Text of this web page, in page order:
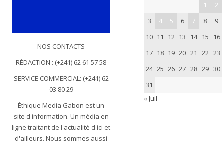
NOS CONTACTS
RÉDACTION : (+241) 62 61 57 58
SERVICE COMMERCIAL: (+241) 62
03 80 29
Éthique Media Gabon est un
site d'information. Un média en
ligne traitant de l'actualité d'ici et
d'ailleurs. Nous sommes aussi
1
2
3
4 5 6 7 8
9
10 11 12 13 14 15
16
17 18 19 20 21 22 23
24 25 26 27 28 29 30
31
« Juil